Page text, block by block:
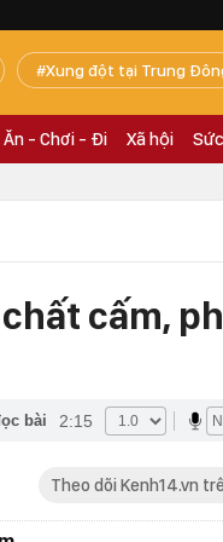
Xung đột tại Trung
Ăn - Chơi - Đi Xã hội
cấm,
bài 2:15
Theo dõi Kenh14.vn